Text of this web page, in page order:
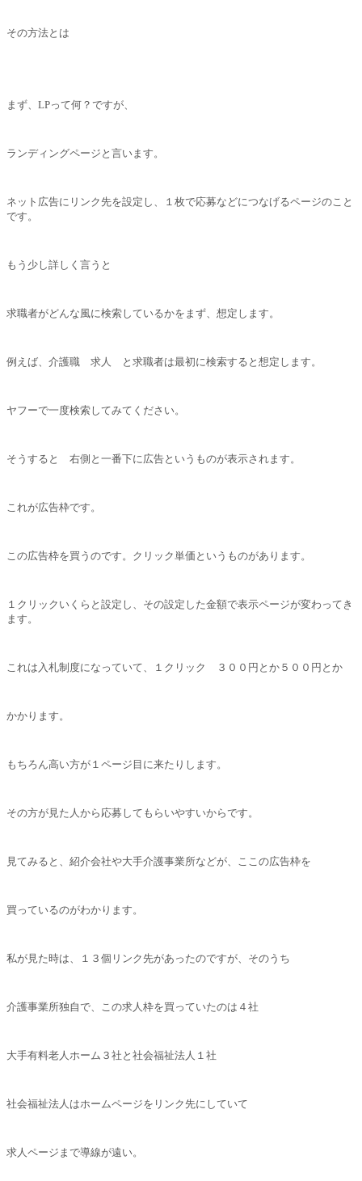
その方法とは
まず、LPって何？ですが、
ランディングページと言います。
ネット広告にリンク先を設定し、１枚で応募などにつなげるページのこと
です。
もう少し詳しく言うと
求職者がどんな風に検索しているかをまず、想定します。
例えば、介護職 求人 と求職者は最初に検索すると想定します。
ヤフーで一度検索してみてください。
そうすると 右側と一番下に広告というものが表示されます。
これが広告枠です。
この広告枠を買うのです。クリック単価というものがあります。
１クリックいくらと設定し、その設定した金額で表示ページが変わってき
ます。
これは入札制度になっていて、１クリック ３００円とか５００円とか
かかります。
もちろん高い方が１ページ目に来たりします。
その方が見た人から応募してもらいやすいからです。
見てみると、紹介会社や大手介護事業所などが、ここの広告枠を
買っているのがわかります。
私が見た時は、１３個リンク先があったのですが、そのうち
介護事業所独自で、この求人枠を買っていたのは４社
大手有料老人ホーム３社と社会福祉法人１社
社会福祉法人はホームページをリンク先にしていて
求人ページまで導線が遠い。